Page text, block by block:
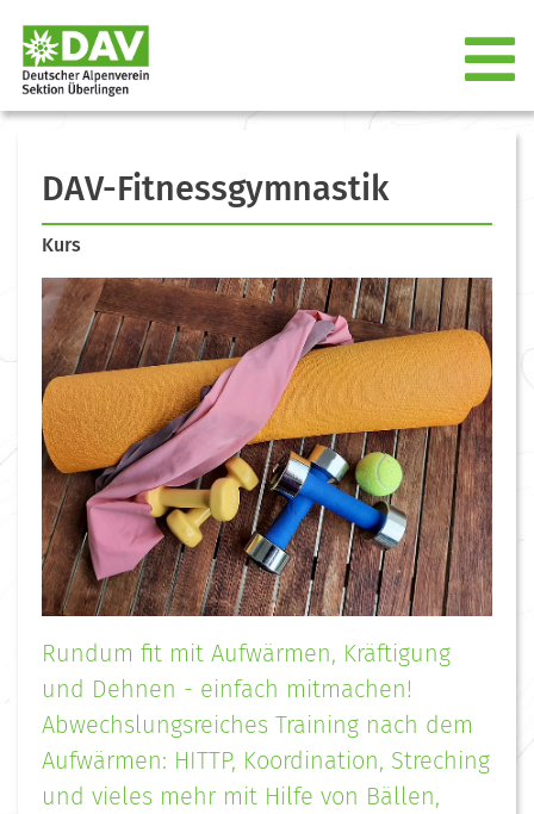
DAV-Fitnessgymnastik
Kurs
Rundum fit mit Aufwärmen, Kräftigung
und Dehnen - einfach mitmachen!
Abwechslungsreiches Training nach dem
Aufwärmen: HITTP, Koordination, Streching
und vieles mehr mit Hilfe von Bällen,